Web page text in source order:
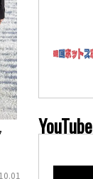
YouTube